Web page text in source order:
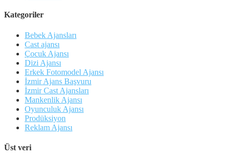
Kategoriler
Bebek Ajansları
Cast ajansı
Çocuk Ajansı
Dizi Ajansı
Erkek Fotomodel Ajansı
İzmir Ajans Başvuru
İzmir Cast Ajansları
Mankenlik Ajansı
Oyunculuk Ajansı
Prodüksiyon
Reklam Ajansı
Üst veri